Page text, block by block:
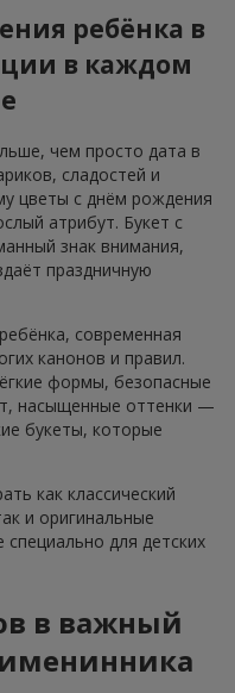
ребёнка в
в каждом
чем просто дата в
сладостей и
цветы с днём рождения
атрибут. Букет с
знак внимания,
праздничную
современная
канонов и правил.
формы, безопасные
насыщенные оттенки —
букеты, которые
как классический
и оригинальные
для детских
в важный